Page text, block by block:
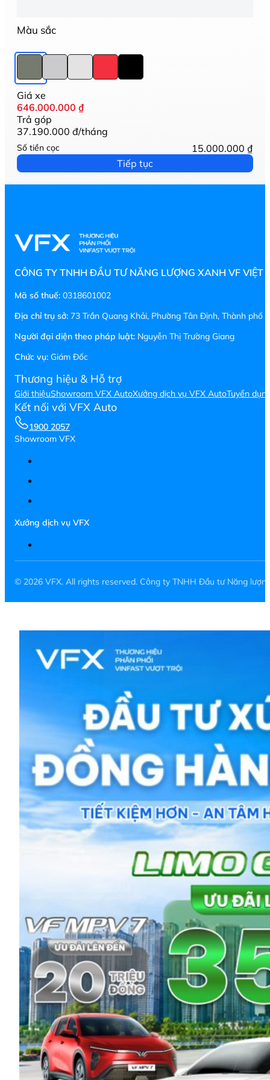
Màu sắc
Giá xe
646.000.000 ₫
Trả góp
37.190.000 đ/tháng
Số tiền cọc 15.000.000 ₫
Tiếp tục
CÔNG TY TNHH ĐẦU TƯ NĂNG LƯỢNG XANH VF VIỆT
Mã số thuế: 0318601002
Địa chỉ trụ sở: 73 Trần Quang Khải, Phường Tân Định, Thành phố
Người đại diện theo pháp luật: Nguyễn Thị Trường Giang
Chức vụ: Giám Đốc
Thương hiệu & Hỗ trợ
Giới thiệuShowroom VFX AutoXưởng dịch vụ VFX AutoTuyển
Kết nối với VFX Auto
1900 2057
Showroom VFX
Xưởng dịch vụ VFX
© 2026 VFX. All rights reserved. Công ty TNHH Đầu tư Năng